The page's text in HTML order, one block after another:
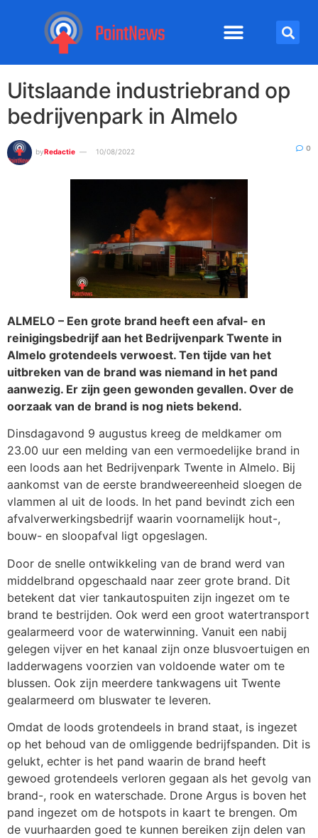
Uitslaande industriebrand op
bedrijvenpark in Almelo
byRedactie 10/08/2022 0
ALMELO – Een grote brand heeft een afval- en
reinigingsbedrijf aan het Bedrijvenpark Twente in
Almelo grotendeels verwoest. Ten tijde van het
uitbreken van de brand was niemand in het pand
aanwezig. Er zijn geen gewonden gevallen. Over de
oorzaak van de brand is nog niets bekend.
Dinsdagavond 9 augustus kreeg de meldkamer om
23.00 uur een melding van een vermoedelijke brand in
een loods aan het Bedrijvenpark Twente in Almelo. Bij
aankomst van de eerste brandweereenheid sloegen de
vlammen al uit de loods. In het pand bevindt zich een
afvalverwerkingsbedrijf waarin voornamelijk hout-,
bouw- en sloopafval ligt opgeslagen.
Door de snelle ontwikkeling van de brand werd van
middelbrand opgeschaald naar zeer grote brand. Dit
betekent dat vier tankautospuiten zijn ingezet om te
brand te bestrijden. Ook werd een groot watertransport
gealarmeerd voor de waterwinning. Vanuit een nabij
gelegen vijver en het kanaal zijn onze blusvoertuigen en
ladderwagens voorzien van voldoende water om te
blussen. Ook zijn meerdere tankwagens uit Twente
gealarmeerd om bluswater te leveren.
Omdat de loods grotendeels in brand staat, is ingezet
op het behoud van de omliggende bedrijfspanden. Dit is
gelukt, echter is het pand waarin de brand heeft
gewoed grotendeels verloren gegaan als het gevolg van
brand-, rook en waterschade. Drone Argus is boven het
pand ingezet om de hotspots in kaart te brengen. Om
de vuurhaarden goed te kunnen bereiken zijn delen van